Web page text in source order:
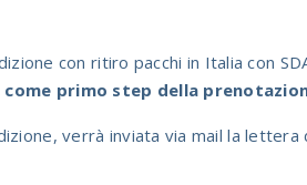
con ritiro pacchi in Italia con
primo step della
verrà inviata via mail la